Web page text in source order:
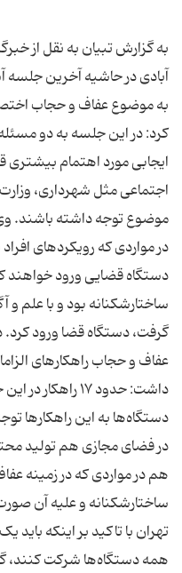
به گزارش تبیان به نقل از
آبادی در حاشیه آخرین
به موضوع عفاف و حجاب
کرد: در این جلسه به دو
ایجابی مورد اهتمام بیشتری
اجتماعی مثل شهرداری،
موضوع توجه داشته باشند. وی
در مواردی که رویکرد‌های
دستگاه قضایی ورود خواهند
ساختارشکنانه بود و با علم و
گرفت، دستگاه قضا ورود کرد.
عفاف و حجاب راهکار‌های
داشت: حدود ١٧
دستگاه‌ها به این راهکار‌ها
در فضای مجازی هم تولید
هم در مواردی که در زمینه
ساختارشکنانه و علیه آن
تهران با تاکید بر اینکه
همه دستگاه‌ها شرکت کنند،